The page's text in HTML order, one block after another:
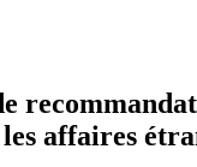
affaires